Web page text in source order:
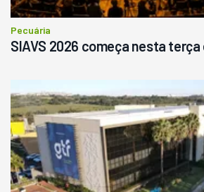
Consultar
Pecuária
SIAVS 2026 começa nesta terça